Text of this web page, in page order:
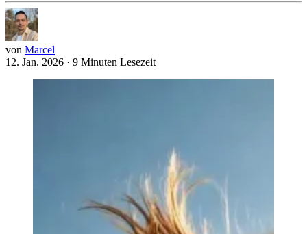
von Marcel
12. Jan. 2026 · 9 Minuten Lesezeit